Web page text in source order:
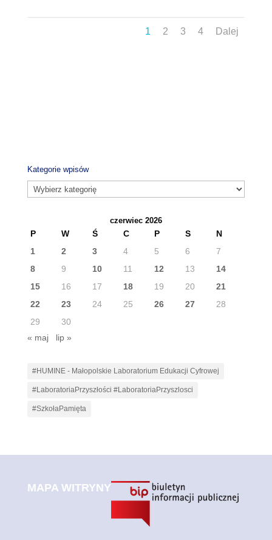
1 2 3 4 Dalej
Kategorie wpisów
Kategorie
wpisów
czerwiec 2026
P W Ś C P S
N
1
2 3 4 5 6
7
8
9 10 11 12 13
14
15
16 17 18 19 20
21
22
23 24 25 26 27
28
29
30
« maj
lip »
#HUMINE - Małopolskie Laboratorium Edukacji Cyfrowej
#LaboratoriaPrzyszłości #LaboratoriaPrzyszlosci
#SzkołaPamięta
MAPA WITRYNY